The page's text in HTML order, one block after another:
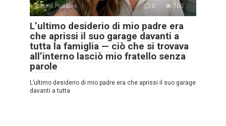
Storie Positive 0 700
L’ultimo desiderio di mio padre era
che aprissi il suo garage davanti a
tutta la famiglia — ciò che si trovava
all’interno lasciò mio fratello senza
parole
L’ultimo desiderio di mio padre era che aprissi il suo garage
davanti a tutta